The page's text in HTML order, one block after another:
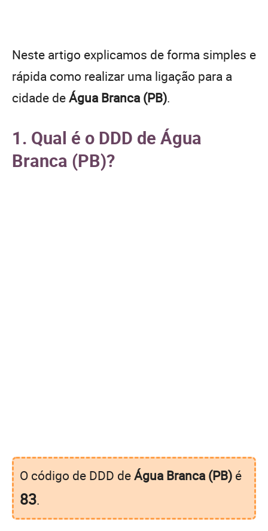
Neste artigo explicamos de forma simples e
rápida como realizar uma ligação para a
cidade deÁgua Branca (PB).
1. Qual é o DDD de Água
Branca (PB)?
O código de DDD deÁgua Branca (PB) é
83.